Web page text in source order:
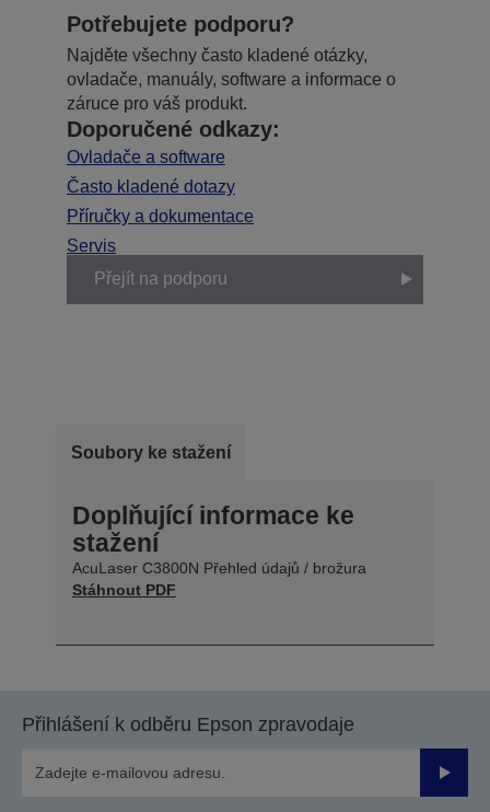
Potřebujete podporu?
Najděte všechny často kladené otázky,
ovladače, manuály, software a informace o
záruce pro váš produkt.
Doporučené odkazy:
Ovladače a software
Často kladené dotazy
Příručky a dokumentace
Servis
Přejít na podporu
Soubory ke stažení
Doplňující informace ke
stažení
AcuLaser C3800N Přehled údajů / brožura
Stáhnout PDF
Přihlášení k odběru Epson zpravodaje